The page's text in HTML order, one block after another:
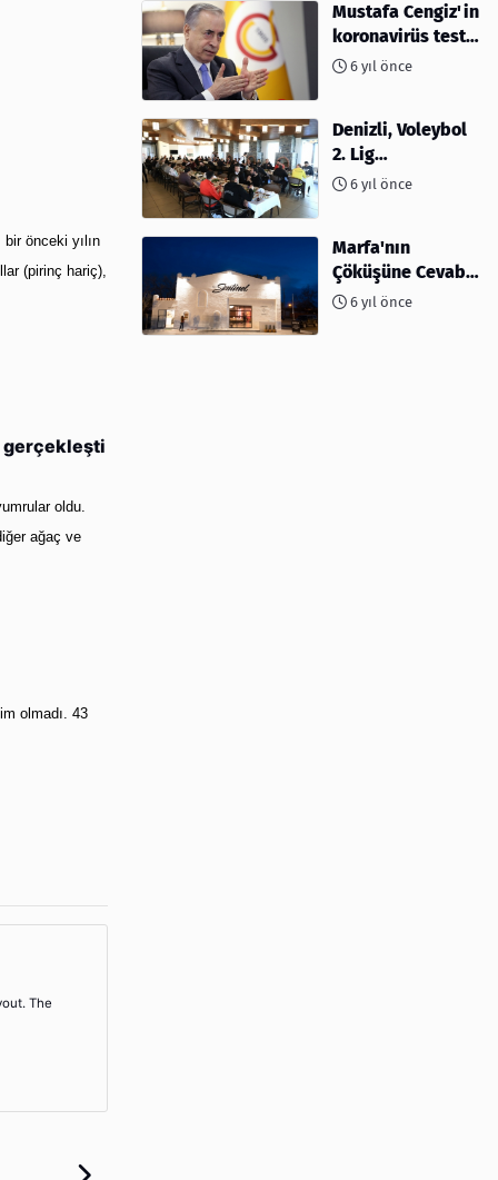
önceki yılın
(pirinç hariç),
gerçekleşti
oldu.
ağaç ve
olmadı. 43
The
Mustafa Cengiz'in
koronavirüs test
sonucu açıklandı
6 yıl önce
Denizli, Voleybol
2. Lig
müsabakalarına
6 yıl önce
Marfa'nın
Çöküşüne Cevabı:
Kahve ve
6 yıl önce